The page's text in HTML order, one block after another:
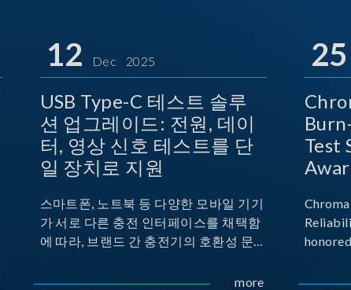
12 Dec 2025
USB Type-C 테스트 솔루
션 업그레이드: 전원, 데이
터, 영상 신호 테스트를 단
일 장치로 지원
스마트폰, 노트북 등 다양한 모바일 기기
가 서로 다른 충전 인터페이스를 채택함
에 따라, 브랜드 간 충전기의 호환성 문제
Implementers Forum)는 USB Powermore
25
Test